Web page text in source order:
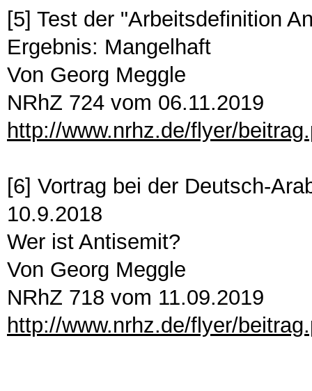
[5] Test der "Arbeitsdefinition
Ergebnis: Mangelhaft
Von Georg Meggle
NRhZ 724 vom 06.11.2019
http://www.nrhz.de/flyer/
[6] Vortrag bei der Deutsch-
10.9.2018
Wer ist Antisemit?
Von Georg Meggle
NRhZ 718 vom 11.09.2019
http://www.nrhz.de/flyer/